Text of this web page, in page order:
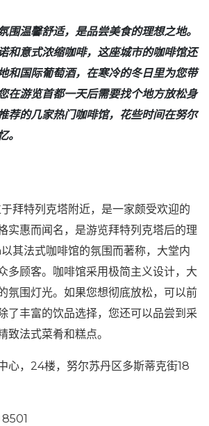
围温馨舒适，是品尝美食的理想之地。
和意式浓缩咖啡，这座城市的咖啡馆还
和国际葡萄酒，在寒冷的冬日里为您带
在游览首都一天后需要找个地方放松身
荐的几家热门咖啡馆，花些时间在努尔
。
拜特列克塔附近，是一家颇受欢迎的
实惠而闻名，是游览拜特列克塔后的理
其法式咖啡馆的氛围而著称，大堂内
多顾客。咖啡馆采用极简主义设计，大
氛围灯光。如果您想彻底放松，可以前
了丰富的饮品选择，您还可以品尝到采
致法式菜肴和糕点。
心，24楼，努尔苏丹区多斯蒂克街18